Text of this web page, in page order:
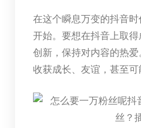
在这个瞬息万变的抖音
开始。要想在抖音上取得
创新，保持对内容的热
收获成长、友谊，甚至可